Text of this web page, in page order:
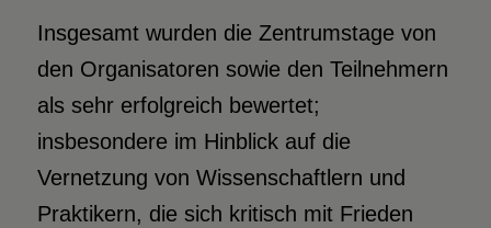
Insgesamt wurden die Zentrumstage von
den Organisatoren sowie den Teilnehmern
als sehr erfolgreich bewertet;
insbesondere im Hinblick auf die
Vernetzung von Wissenschaftlern und
Praktikern, die sich kritisch mit Frieden